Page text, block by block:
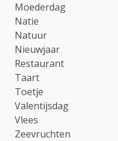
Moederdag
Natie
Natuur
Nieuwjaar
Restaurant
Taart
Toetje
Valentijsdag
Vlees
Zeevruchten